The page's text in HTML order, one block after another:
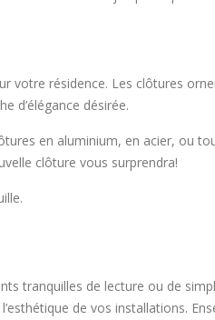
votre résidence. Les clôtures
d’élégance désirée.
en aluminium, en acier, ou
clôture vous surprendra!
tranquilles de lecture ou de
de vos installations.